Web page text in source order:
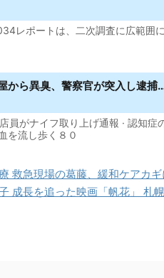
レポートは、二次調査に広範囲
から異臭、警察官が突入し逮捕
がナイフ取り上げ通報 · 認知症
を流し歩く８０
救急現場の葛藤、緩和ケアカ
成長を追った映画「帆花」 札